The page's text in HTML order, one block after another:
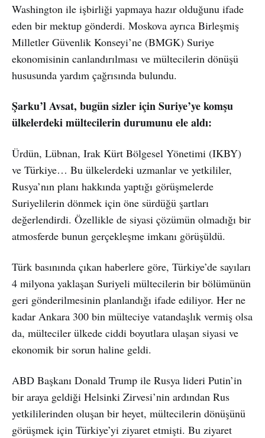
Washington ile işbirliği yapmaya hazır olduğunu ifade
eden bir mektup gönderdi. Moskova ayrıca Birleşmiş
Milletler Güvenlik Konseyi’ne (BMGK) Suriye
ekonomisinin canlandırılması ve mültecilerin dönüşü
hususunda yardım çağrısında bulundu.
Şarku’l Avsat, bugün sizler için Suriye’ye komşu
ülkelerdeki mültecilerin durumunu ele aldı:
Ürdün, Lübnan, Irak Kürt Bölgesel Yönetimi (IKBY)
ve Türkiye… Bu ülkelerdeki uzmanlar ve yetkililer,
Rusya’nın planı hakkında yaptığı görüşmelerde
Suriyelilerin dönmek için öne sürdüğü şartları
değerlendirdi. Özellikle de siyasi çözümün olmadığı bir
atmosferde bunun gerçekleşme imkanı görüşüldü.
Türk basınında çıkan haberlere göre, Türkiye’de sayıları
4 milyona yaklaşan Suriyeli mültecilerin bir bölümünün
geri gönderilmesinin planlandığı ifade ediliyor. Her ne
kadar Ankara 300 bin mülteciye vatandaşlık vermiş olsa
da, mülteciler ülkede ciddi boyutlara ulaşan siyasi ve
ekonomik bir sorun haline geldi.
ABD Başkanı Donald Trump ile Rusya lideri Putin’in
bir araya geldiği Helsinki Zirvesi’nin ardından Rus
yetkililerinden oluşan bir heyet, mültecilerin dönüşünü
görüşmek için Türkiye’yi ziyaret etmişti. Bu ziyaret